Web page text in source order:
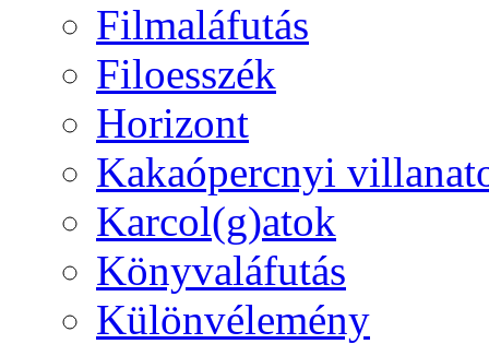
Filmaláfutás
Filoesszék
Horizont
Kakaópercnyi
Karcol(g)atok
Könyvaláfutás
Különvélemény